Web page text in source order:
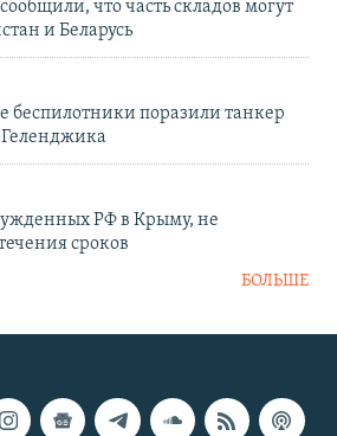
что часть складов могут
и Беларусь
беспилотники поразили танкер
Геленджика
РФ в Крыму, не
сроков
БОЛЬШЕ